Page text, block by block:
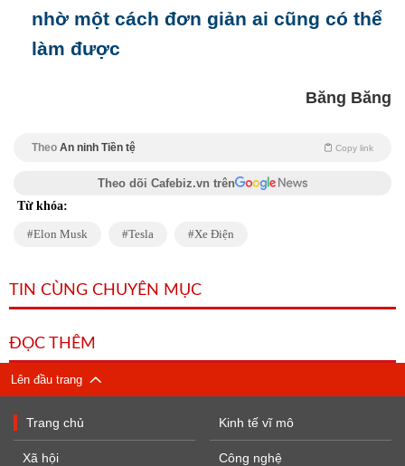
nhờ một cách đơn giản ai cũng có thể
làm được
Băng Băng
Theo An ninh Tiền tệ Copy link
Theo dõi Cafebiz.vn trên
Từ khóa:
Elon Musk Tesla Xe Điện
TIN CÙNG CHUYÊN MỤC
ĐỌC THÊM
Lên đầu trang
Trang chủ
Xã hội
Kinh tế vĩ mô
Công nghệ